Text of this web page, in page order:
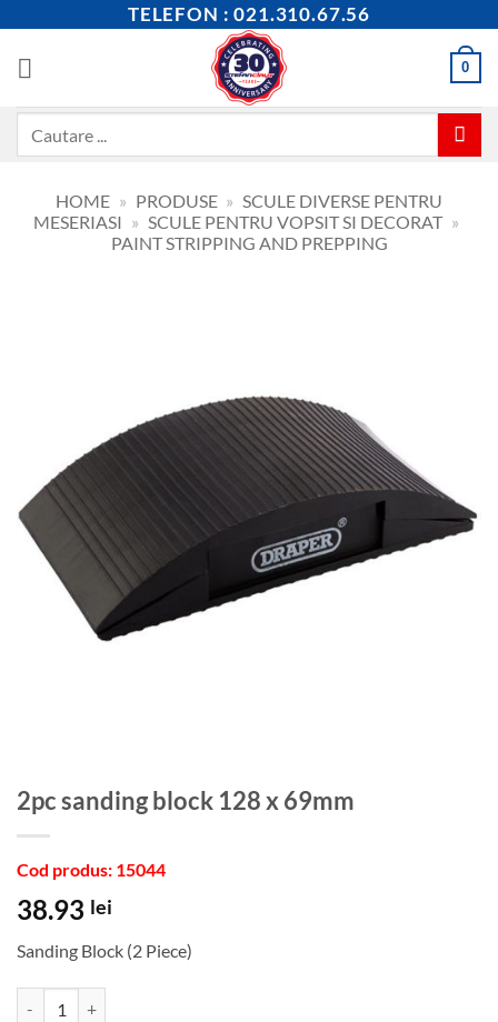
content
TELEFON : 021.310.67.56
0
HOME » PRODUSE » SCULE DIVERSE PENTRU
MESERIASI » SCULE PENTRU VOPSIT SI DECORAT »
PAINT STRIPPING AND PREPPING
2pc sanding block 128 x 69mm
Cod produs: 15044
38.93 lei
Sanding Block (2 Piece)